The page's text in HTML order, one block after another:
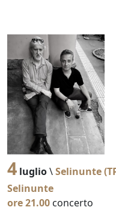
4 luglio\Selinunte
Selinunte
ore 21.00 concerto